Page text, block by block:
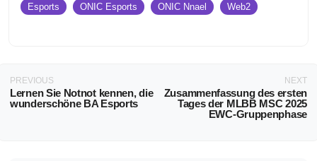
Esports ONIC Esports ONIC Nnael Web2
PREVIOUS
Lernen Sie Notnot kennen, die
wunderschöne BA Esports
NEXT
Zusammenfassung des ersten
Tages der MLBB MSC 2025
EWC-Gruppenphase